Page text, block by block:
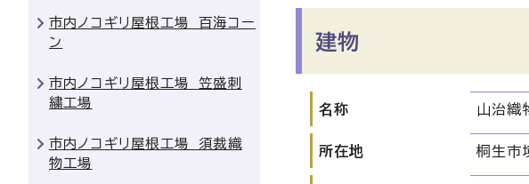
建物
名称 山治織
所在地 桐生市
市内ノコギリ屋根工場 百海コー
ン
市内ノコギリ屋根工場 笠盛刺
繍工場
市内ノコギリ屋根工場 須裁織
物工場